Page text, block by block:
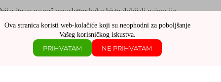
Ova stranica koristi web-kolačiće koji su neophodni za poboljšanje
Vašeg korisničkog iskustva.
PRIHVATAM NE PRIHVATAM
se na naš newsletter kako biste dobijali najnovija